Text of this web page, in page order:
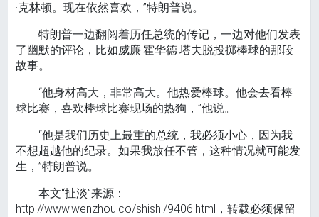
·克林顿。现在依然喜欢，”特朗普说。
特朗普一边翻阅着历任总统的传记，一边对他们发表
了幽默的评论，比如威廉·霍华德·塔夫脱投掷棒球的那段
故事。
“他身材高大，非常高大。他热爱棒球。他会去看棒
球比赛，喜欢棒球比赛现场的热狗，”他说。
“他是我们历史上最重的总统，我必须小心，因为我
不想超越他的纪录。如果我放任不管，这种情况就可能发
生，”特朗普说。
本文“扯淡”来源：
http://www.wenzhou.co/shishi/9406.html，转载必须保留